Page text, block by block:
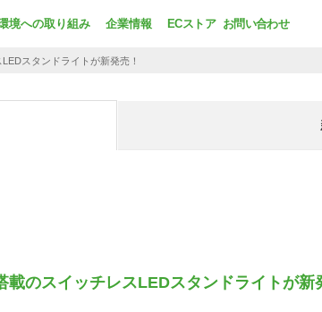
境への取り組み 企業情報 ECストア お問い合わせ
スタンドライトが新発売！
載のスイッチレスLEDスタンドライトが新